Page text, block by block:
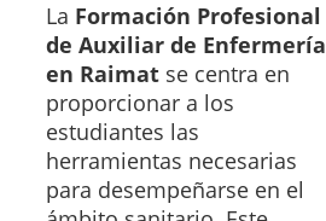
La Formación Profesional
de Auxiliar de Enfermería
en Raimat se centra en
proporcionar a los
estudiantes las
herramientas necesarias
para desempeñarse en el